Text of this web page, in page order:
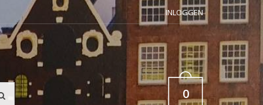
INLOGGEN
0